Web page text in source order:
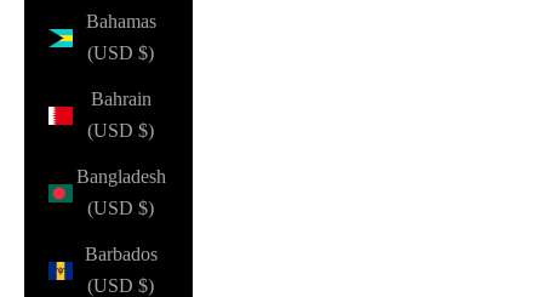
Bahamas
(USD $)
Bahrain
(USD $)
Bangladesh
(USD $)
Barbados
(USD $)